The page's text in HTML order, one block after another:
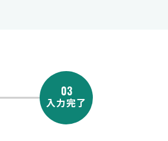
03
入力完了